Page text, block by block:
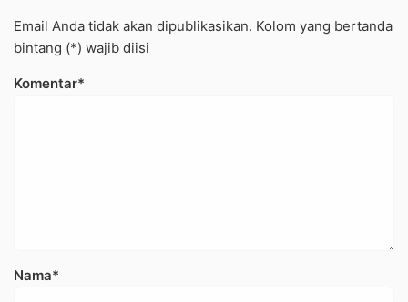
Email Anda tidak akan dipublikasikan. Kolom yang bertanda
bintang (*) wajib diisi
Komentar*
Nama*